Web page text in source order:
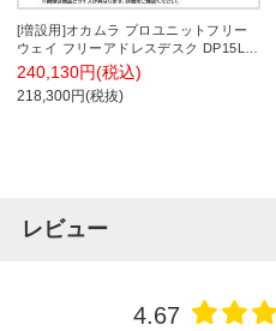
[増設用]オカムラ プロユニットフリー
ウェイ フリーアドレスデスク DP15LE
両面ジョイント パネル脚 配線カバー置
式 プライズウッド 幅1800×奥行1200×
高さ720mm
240,130円(税込)
218,300円(税抜)
レビュー
4.67